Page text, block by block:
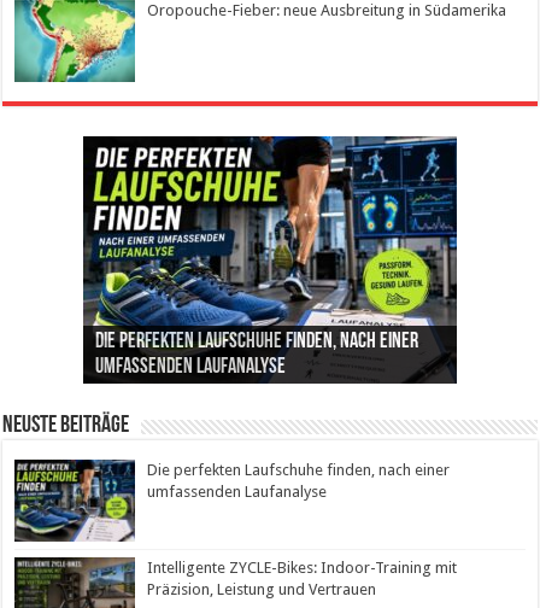
Oropouche-Fieber: neue Ausbreitung in Südamerika
Die perfekten Laufschuhe finden, nach einer
umfassenden Laufanalyse
Intelligente ZYCLE-Bikes: Indoor-Training mit
Präzision, Leistung und Vertrauen
Insemination (IUI): Ablauf, Erfolgschancen und
Kosten im Überblick
Cannabis als Medizin: Wie es Schmerzen, Stress
und Schlaf im Alltag beeinflusst
Leben mit Inkontinenz: Tipps für mehr
Sicherheit im Alltag
Neuste Beiträge
Die perfekten Laufschuhe finden, nach einer
umfassenden Laufanalyse
Intelligente ZYCLE-Bikes: Indoor-Training mit
Präzision, Leistung und Vertrauen